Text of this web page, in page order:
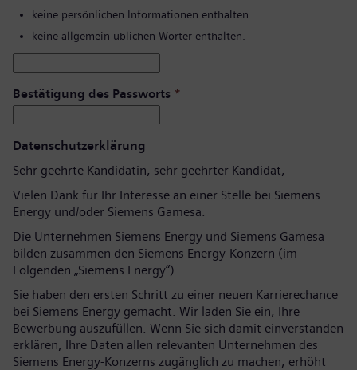
keine persönlichen Informationen enthalten.
keine allgemein üblichen Wörter enthalten.
Bestätigung des Passworts *
Datenschutzerklärung
Sehr geehrte Kandidatin, sehr geehrter Kandidat,
Vielen Dank für Ihr Interesse an einer Stelle bei Siemens
Energy und/oder Siemens Gamesa.
Die Unternehmen Siemens Energy und Siemens Gamesa
bilden zusammen den Siemens Energy-Konzern (im
Folgenden „Siemens Energy“).
Sie haben den ersten Schritt zu einer neuen Karrierechance
bei Siemens Energy gemacht. Wir laden Sie ein, Ihre
Bewerbung auszufüllen. Wenn Sie sich damit einverstanden
erklären, Ihre Daten allen relevanten Unternehmen des
Siemens Energy-Konzerns zugänglich zu machen, erhöht